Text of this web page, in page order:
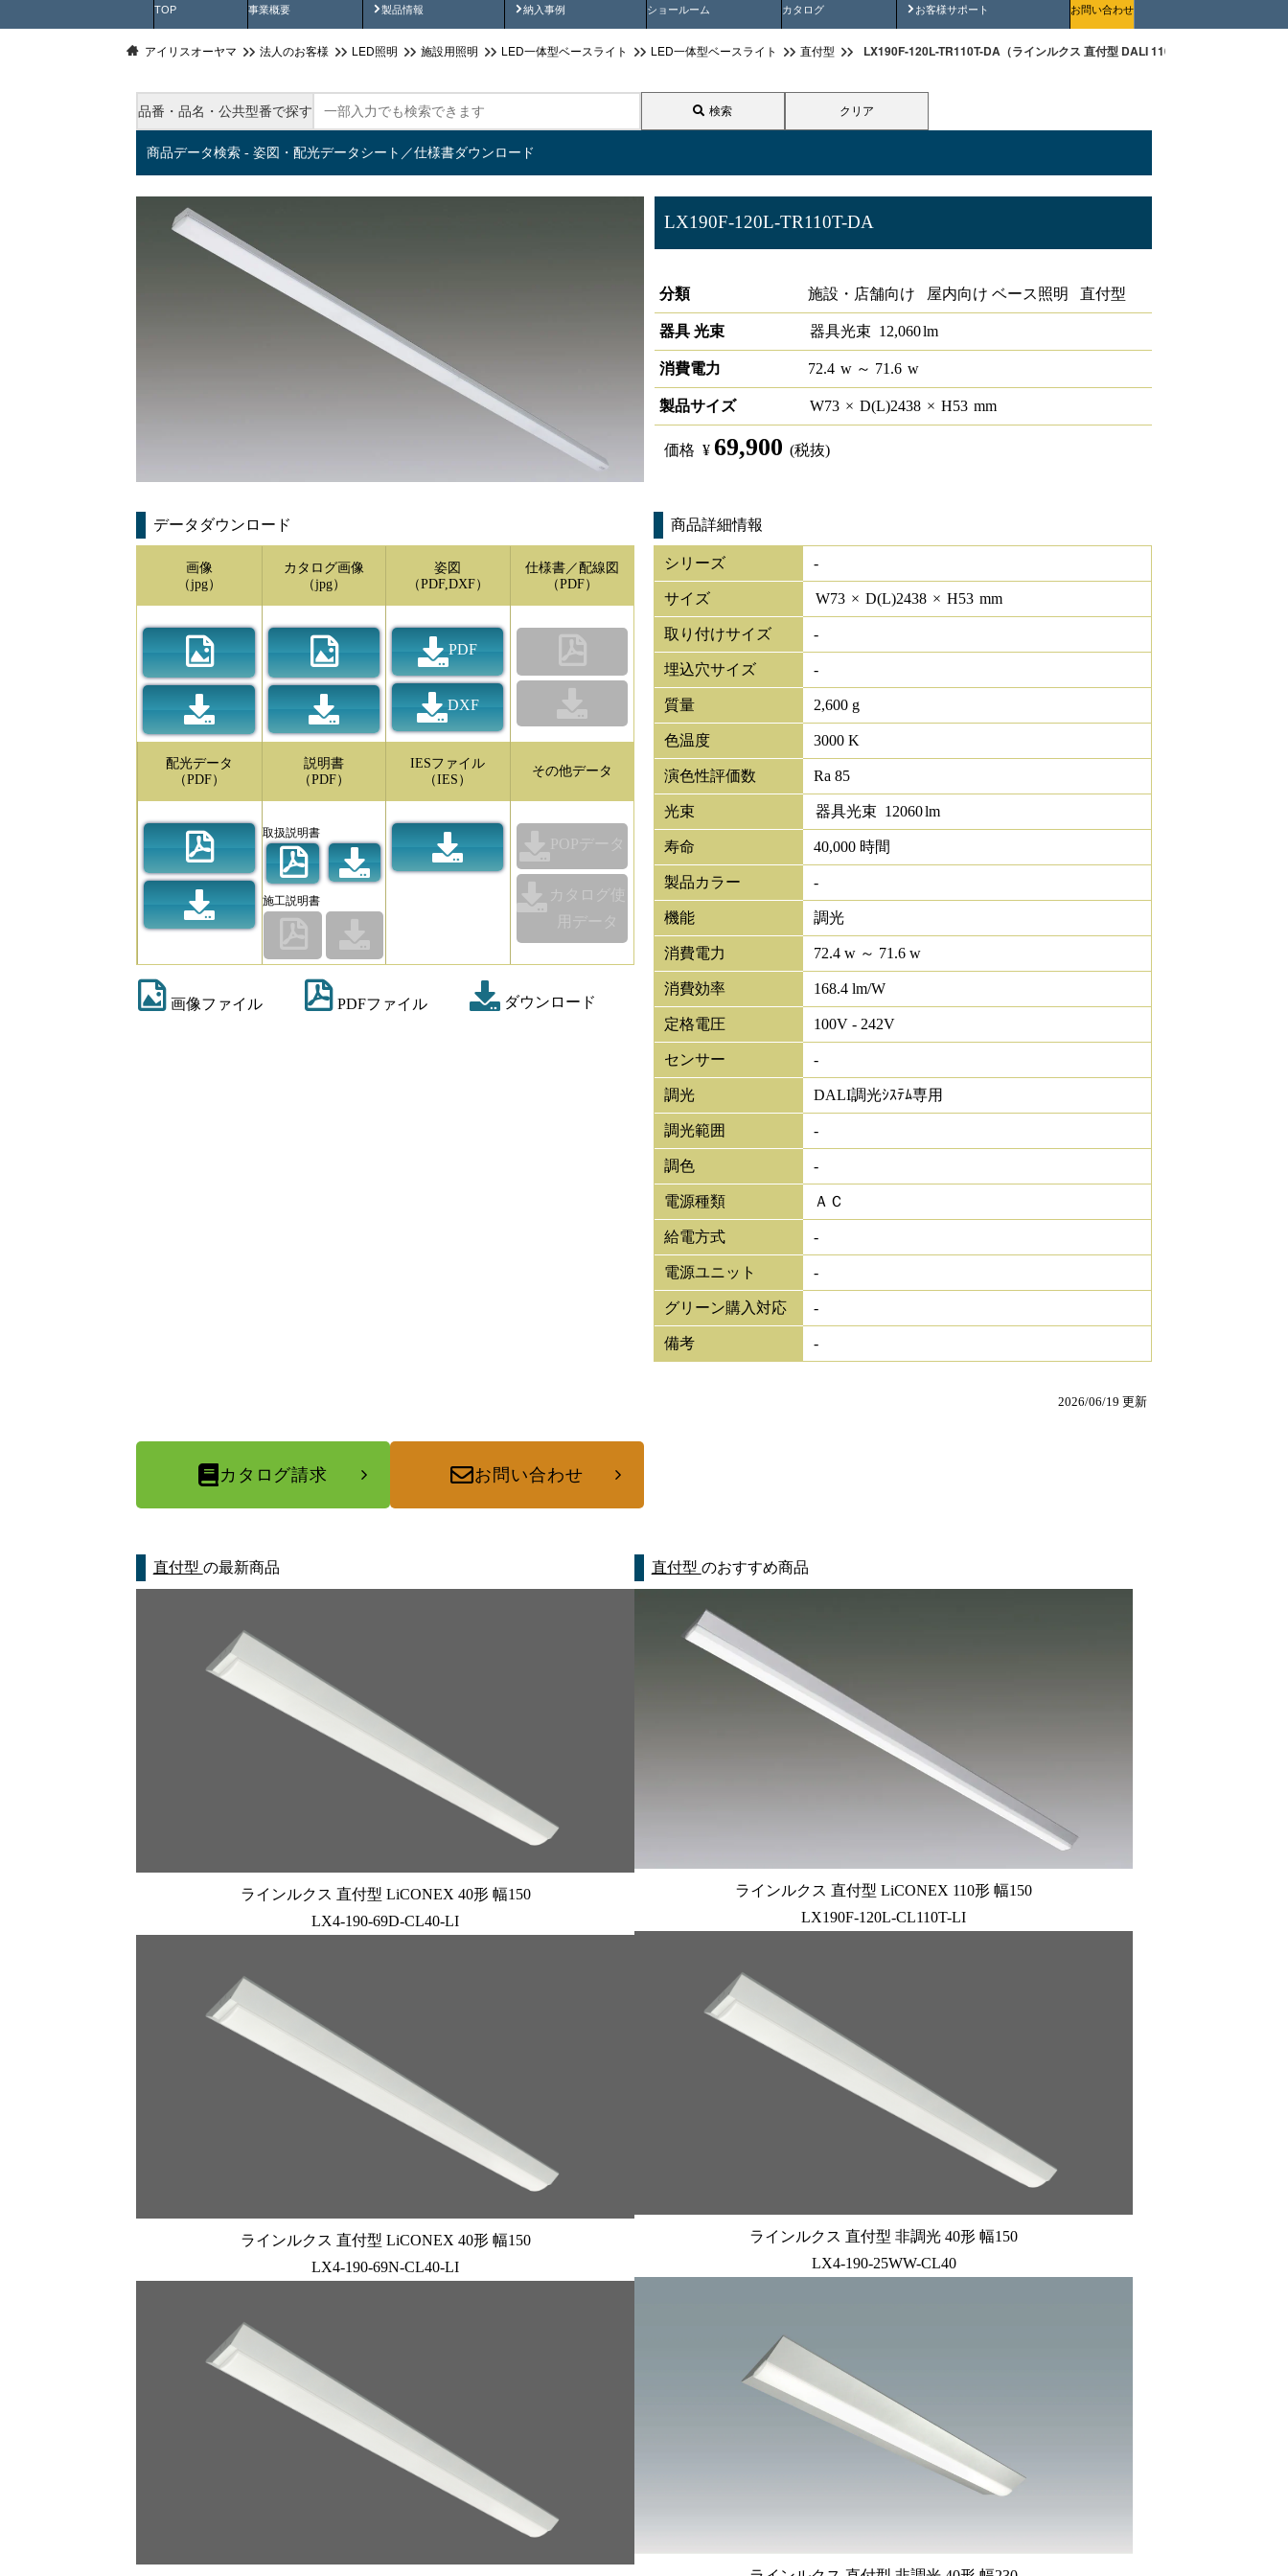
TOP 事業概要 製品情報
製品動画 納入事例
納入事例動画 ショールーム カタログ お客様サポート
安全にご使用いただくためにお問い合わせ
アイリスオーヤマ 法人のお客様 LED照明 施設用照明 LED一体型ベースライト LED一体型ベースライト 直付型 LX190F-120L-TR110T-DA（ラインルクス 直付型 DALI 110形 幅150 ）
品番・品名・公共型番で探す 検索 クリア
商品データ検索 - 姿図・配光データシート／仕様書ダウンロード
LX190F-120L-TR110T-DA
分類
施設・店舗向け 屋内向け ベース照明 直付型
器具 光束 器具光束 12,060lm
消費電力 72.4 w ～ 71.6 w
製品サイズ W73 × D(L)2438 × H53 mm
価格 ¥ 69,900 (税抜)
データダウンロード
画像
（jpg）
カタログ画像
（jpg）
姿図
（PDF,DXF）
PDF
DXF
仕様書／配線図
（PDF）
配光データ
（PDF）
説明書
（PDF）
取扱説明書
施工説明書
IESファイル
（IES）
その他データ
POPデータ
カタログ使
用データ
画像ファイル PDFファイル ダウンロード
商品詳細情報
シリーズ -
サイズ W73 × D(L)2438 × H53 mm
取り付けサイズ -
埋込穴サイズ -
質量 2,600 g
色温度 3000 K
演色性評価数 Ra 85
光束 器具光束 12060lm
寿命 40,000 時間
製品カラー -
機能 調光
消費電力 72.4 w ～ 71.6 w
消費効率 168.4 lm/W
定格電圧 100V - 242V
センサー -
調光 DALI調光ｼｽﾃﾑ専用
調光範囲 -
調色 -
電源種類 ＡＣ
給電方式 -
電源ユニット -
グリーン購入対応 -
備考 -
2026/06/19 更新
カタログ請求 お問い合わせ
直付型 の最新商品
ラインルクス 直付型 LiCONEX 40形 幅150
LX4-190-69D-CL40-LI
ラインルクス 直付型 LiCONEX 40形 幅150
LX4-190-69N-CL40-LI
直付型 のおすすめ商品
ラインルクス 直付型 LiCONEX 110形 幅150
LX190F-120L-CL110T-LI
ラインルクス 直付型 非調光 40形 幅150
LX4-190-25WW-CL40